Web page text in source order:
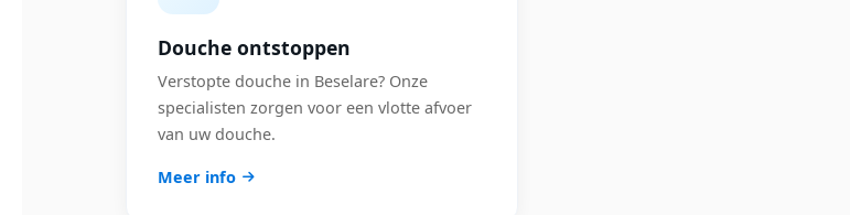
Douche ontstoppen
Verstopte douche in Beselare? Onze
specialisten zorgen voor een vlotte afvoer
van uw douche.
Meer info